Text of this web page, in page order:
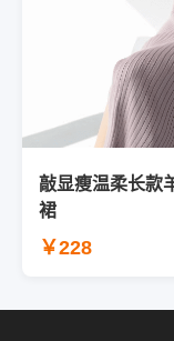
敲显瘦温柔长款
裙
￥228